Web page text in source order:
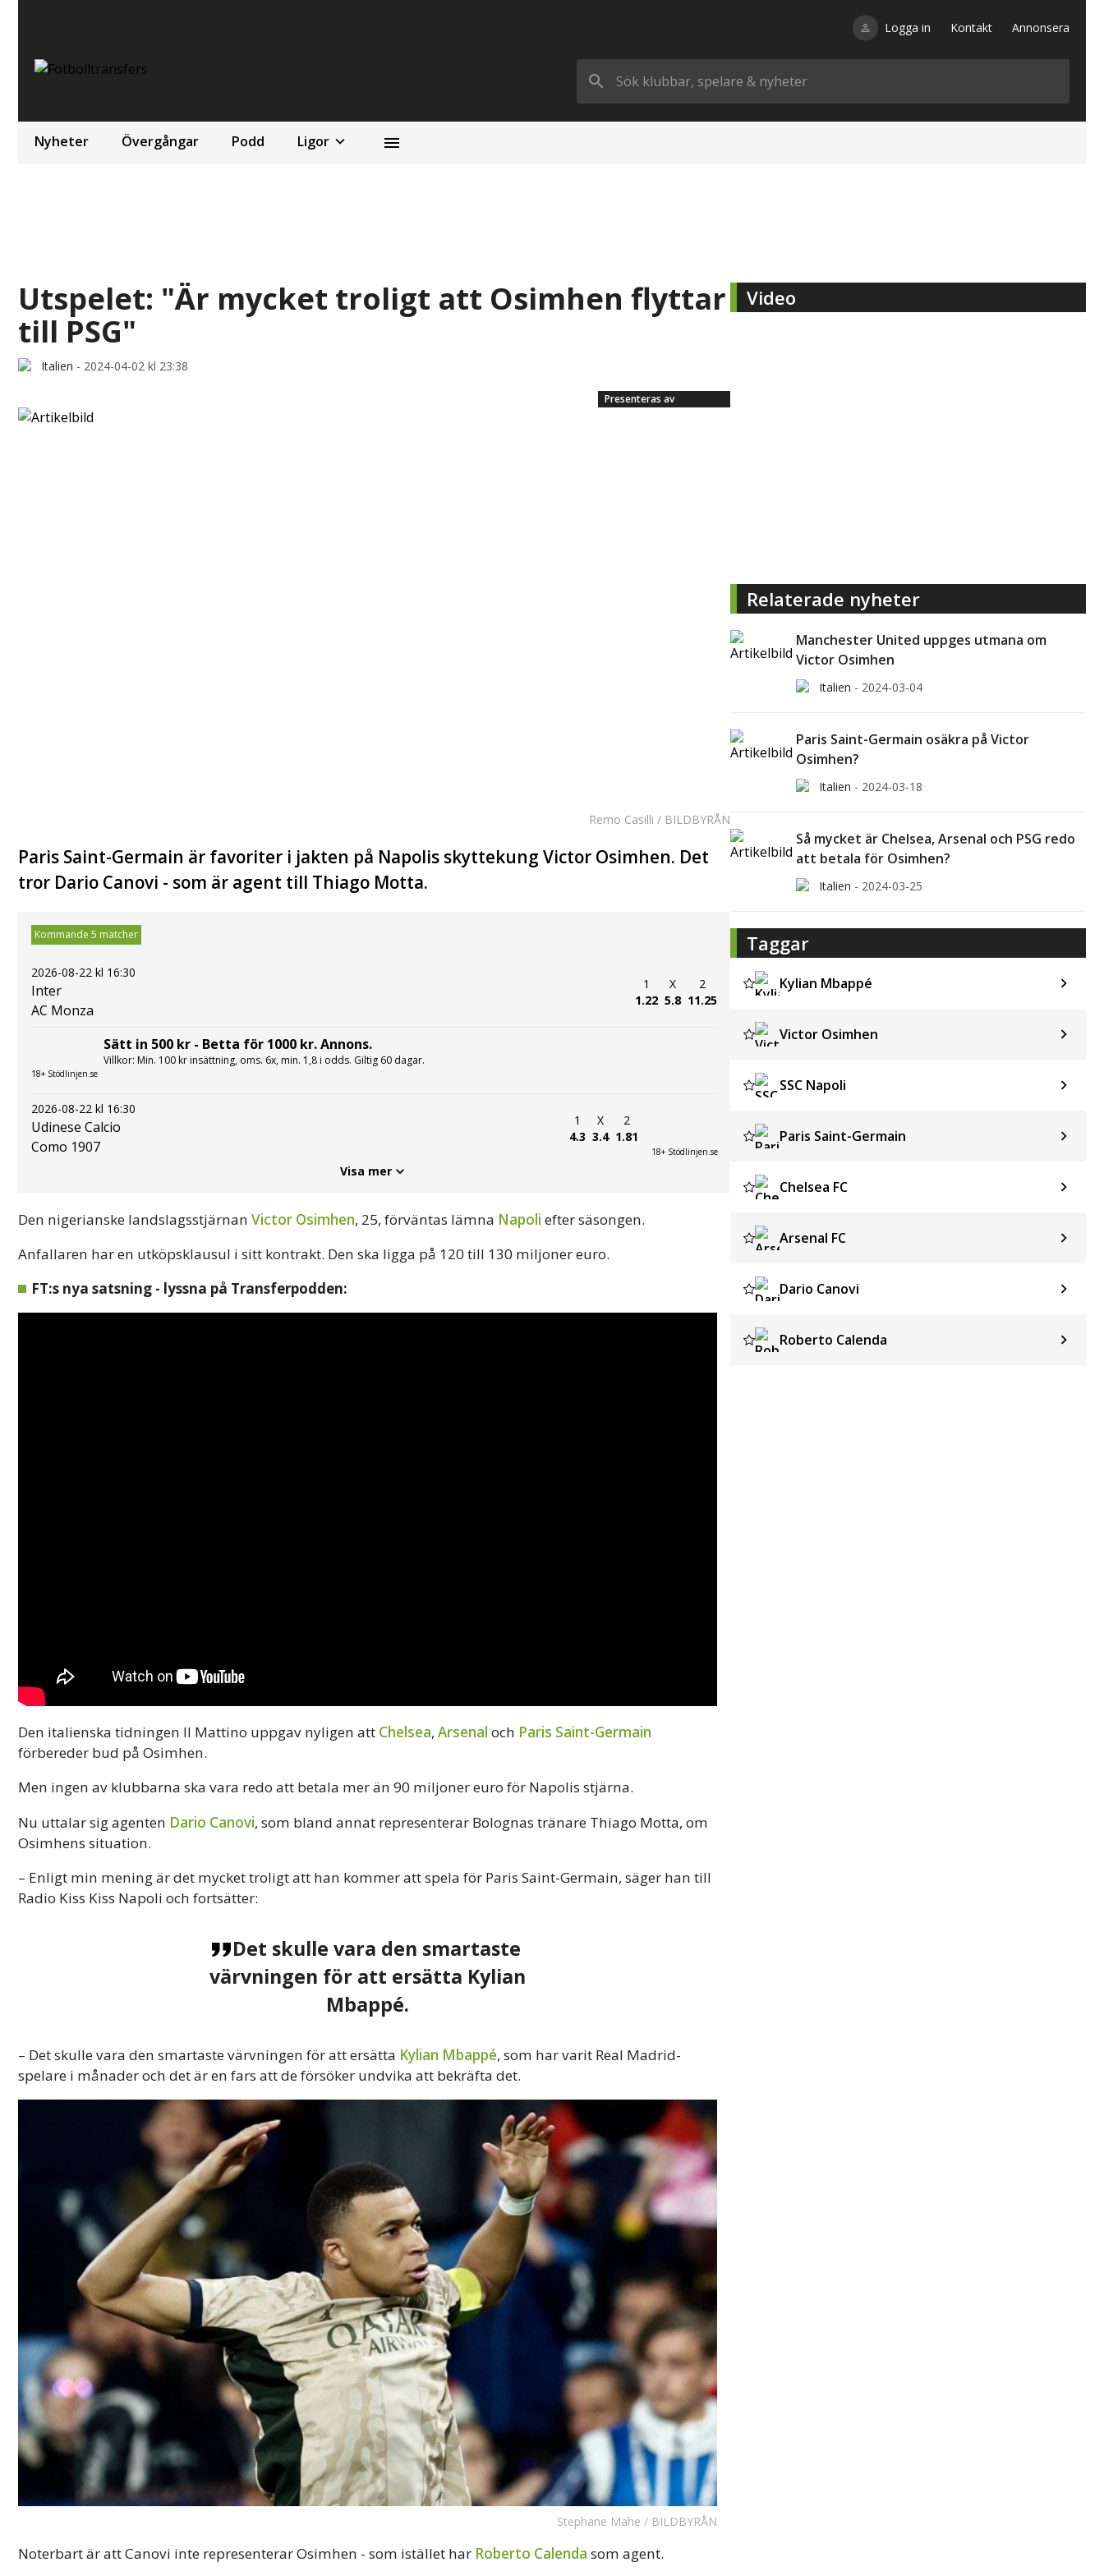
Logga in Kontakt Annonsera
Nyheter Övergångar Podd Ligor
Utspelet: "Är mycket troligt att Osimhen flyttar
till PSG"
Italien - 2024-04-02 kl 23:38
Presenteras av
Remo Casilli / BILDBYRÅN
Paris Saint-Germain är favoriter i jakten på Napolis skyttekung Victor Osimhen. Det
tror Dario Canovi - som är agent till Thiago Motta.
Kommande 5 matcher
2026-08-22 kl 16:30
Inter
AC Monza
1
1.22
X
5.8
2
11.25
18+ Stödlinjen.se
Sätt in 500 kr - Betta för 1000 kr. Annons.
Villkor: Min. 100 kr insättning, oms. 6x, min. 1,8 i odds. Giltig 60 dagar.
2026-08-22 kl 16:30
Udinese Calcio
Como 1907
1
4.3
X
3.4
2
1.81
18+ Stödlinjen.se
Visa mer
Den nigerianske landslagsstjärnan Victor Osimhen, 25, förväntas lämna Napoli efter säsongen.
Anfallaren har en utköpsklausul i sitt kontrakt. Den ska ligga på 120 till 130 miljoner euro.
FT:s nya satsning - lyssna på Transferpodden:
Den italienska tidningen Il Mattino uppgav nyligen att Chelsea, Arsenal och Paris Saint-Germain
förbereder bud på Osimhen.
Men ingen av klubbarna ska vara redo att betala mer än 90 miljoner euro för Napolis stjärna.
Nu uttalar sig agenten Dario Canovi, som bland annat representerar Bolognas tränare Thiago Motta, om
Osimhens situation.
– Enligt min mening är det mycket troligt att han kommer att spela för Paris Saint-Germain, säger han till
Radio Kiss Kiss Napoli och fortsätter:
Det skulle vara den smartaste
värvningen för att ersätta Kylian
Mbappé.
– Det skulle vara den smartaste värvningen för att ersätta Kylian Mbappé, som har varit Real Madrid-
spelare i månader och det är en fars att de försöker undvika att bekräfta det.
Stephane Mahe / BILDBYRÅN
Noterbart är att Canovi inte representerar Osimhen - som istället har Roberto Calenda som agent.
Video
Relaterade nyheter
Manchester United uppges utmana om
Victor Osimhen
Italien - 2024-03-04
Paris Saint-Germain osäkra på Victor
Osimhen?
Italien - 2024-03-18
Så mycket är Chelsea, Arsenal och PSG redo
att betala för Osimhen?
Italien - 2024-03-25
Taggar
Kylian Mbappé
Victor Osimhen
SSC Napoli
Paris Saint-Germain
Chelsea FC
Arsenal FC
Dario Canovi
Roberto Calenda